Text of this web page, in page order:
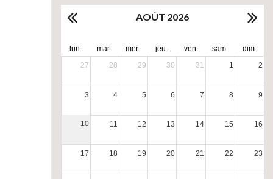
AOÛT 2026
lun. mar. mer. jeu. ven. sam.
dim.
27
28 29 30 31 1 2
3 4 5 6 7 8 9
10 11 12 13 14 15 16
17 18 19 20 21 22 23